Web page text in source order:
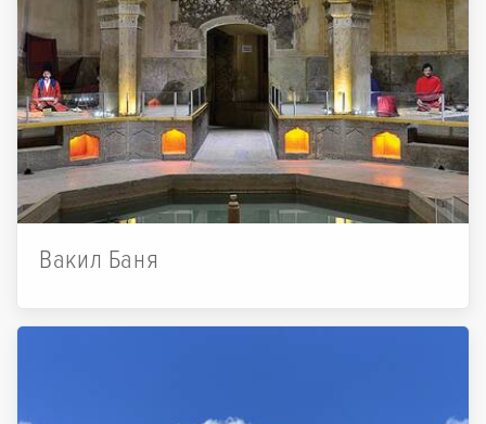
Вакил Баня